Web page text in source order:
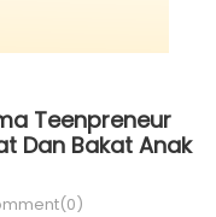
Teenpreneur
Dan Bakat Anak